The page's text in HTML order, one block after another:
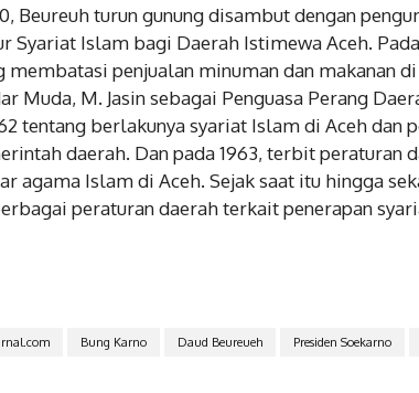
Beureuh turun gunung disambut dengan
Syariat Islam bagi Daerah Istimewa Aceh.
membatasi penjualan minuman dan makanan
Muda, M. Jasin sebagai Penguasa Perang
tentang berlakunya syariat Islam di Aceh dan
daerah. Dan pada 1963, terbit peraturan
agama Islam di Aceh. Sejak saat itu hingga
peraturan daerah terkait penerapan
Bung Karno Daud Beureueh Presiden Soekarno